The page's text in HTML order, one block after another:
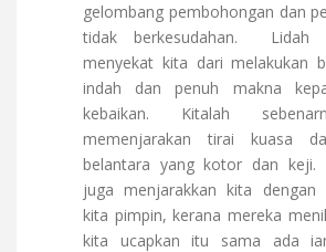
gelombang pembohongan dan
tidak berkesudahan. Lidah
menyekat kita dari melakukan
indah dan penuh makna
kebaikan. Kitalah
memenjarakan tirai kuasa
belantara yang kotor dan keji.
juga menjarakkan kita dengan
kita pimpin, kerana mereka
kita ucapkan itu sama ada